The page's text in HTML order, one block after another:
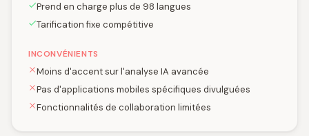
Prend en charge plus de 98 langues
Tarification fixe compétitive
INCONVÉNIENTS
Moins d'accent sur l'analyse IA avancée
Pas d'applications mobiles spécifiques divulguées
Fonctionnalités de collaboration limitées